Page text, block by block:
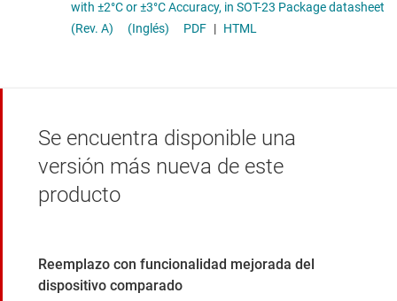
with ±2°C or ±3°C Accuracy, in SOT-23 Package datasheet
(Rev. A)
(Inglés) PDF | HTML
Se encuentra disponible una
versión más nueva de este
producto
Reemplazo con funcionalidad mejorada del
dispositivo comparado